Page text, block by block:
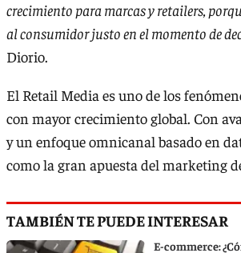
crecimiento para marcas y retailers,
al consumidor justo en el momento de
Diorio.
El Retail Media es uno de los
con mayor crecimiento global. Con
y un enfoque omnicanal basado en
como la gran apuesta del marketing
TAMBIÉN TE PUEDE INTERESAR
E-commerce: